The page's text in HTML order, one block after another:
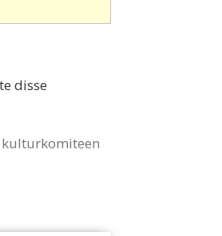
disse
kulturkomiteen